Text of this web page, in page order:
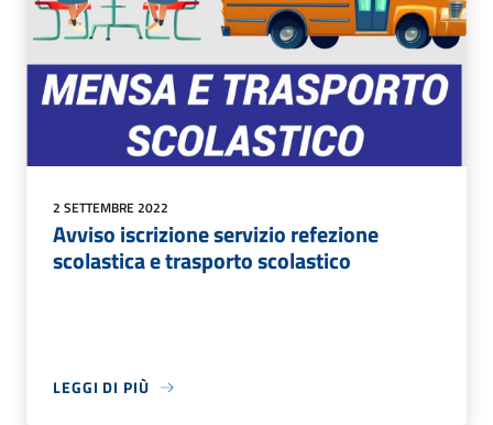
2 SETTEMBRE 2022
Avviso iscrizione servizio refezione
scolastica e trasporto scolastico
LEGGI DI PIÙ